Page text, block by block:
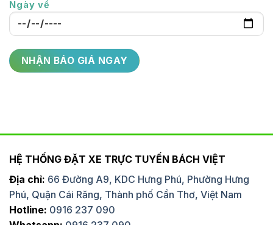
Ngày về
HỆ THỐNG ĐẶT XE TRỰC TUYẾN BÁCH VIỆT
Địa chỉ: 66 Đường A9, KDC Hưng Phú, Phường Hưng
Phú, Quận Cái Răng, Thành phố Cần Thơ, Việt Nam
Hotline: 0916 237 090